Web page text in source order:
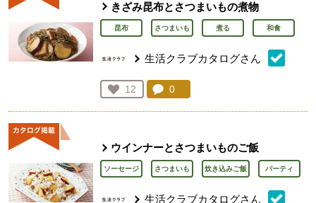
きざみ昆布とさつまいもの煮物
昆布 さつまいも 煮る 和食
生活クラブカタログさん
お気に入り登録：
12
人が登録
コメント：
0
ウインナーとさつまいものご飯
ソーセージ さつまいも 炊き込みご飯 パーティ
生活クラブカタログさん